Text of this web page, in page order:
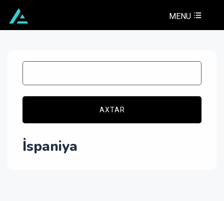
MENU
AXTAR
İspaniya